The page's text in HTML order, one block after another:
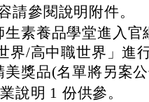
請參閱說明附件。
生素養品學堂進入
界/高中職世界」進
美獎品(名單將另案
說明 1 份供參。